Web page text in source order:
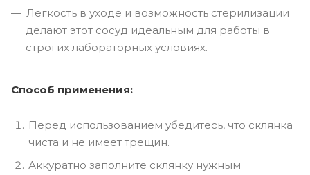
Легкость в уходе и возможность стерилизации
делают этот сосуд идеальным для работы в
строгих лабораторных условиях.
Способ применения:
Перед использованием убедитесь, что склянка
чиста и не имеет трещин.
Аккуратно заполните склянку нужным